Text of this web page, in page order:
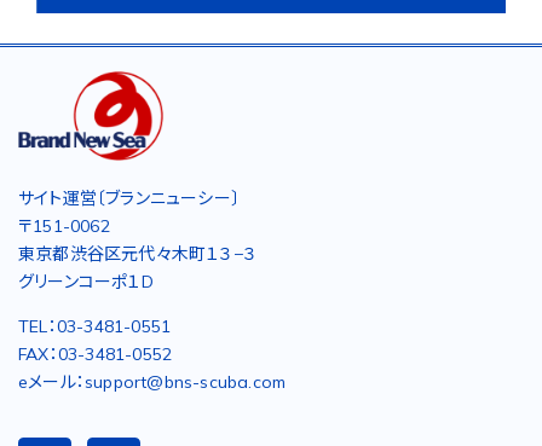
サイト運営〔ブランニューシー〕
〒151-0062
東京都渋谷区元代々木町１３−３
グリーンコーポ１D
TEL：03-3481-0551
FAX：03-3481-0552
eメール：support@bns-scuba.com